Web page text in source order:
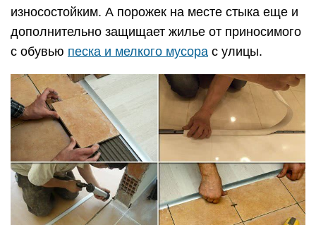
износостойким. А порожек на месте стыка еще и
дополнительно защищает жилье от приносимого
с обувью песка и мелкого мусора с улицы.